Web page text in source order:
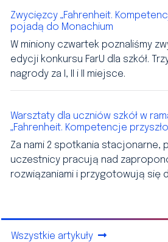
Zwycięzcy „Fahrenheit.
pojadą do Monachium
W miniony czwartek poznaliśmy
edycji konkursu FarU dla szkół.
nagrody za I, II i II miejsce.
Warsztaty dla uczniów szkół w
„Fahrenheit. Kompetencje
Za nami 2 spotkania stacjonarne,
uczestnicy pracują nad
rozwiązaniami i przygotowują się
Wszystkie artykuły